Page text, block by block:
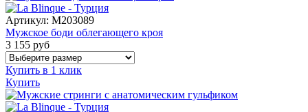
Артикул: M203089
Мужское боди облегающего кроя
3 155 руб
Купить в 1 клик
Купить